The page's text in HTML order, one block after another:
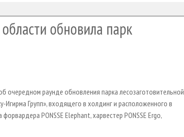
обновила парк
очередном раунде обновления парка лесозаготовительной
Игирма Групп», входящего в холдинг и расположенного в
PONSSE Elephant, харвестер PONSSE Ergo,